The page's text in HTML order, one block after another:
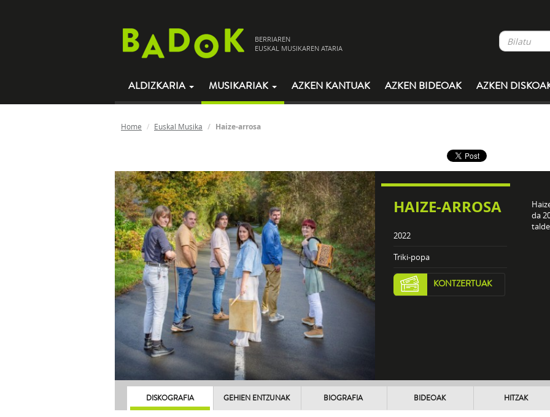
BERRIAREN
EUSKAL MUSIKAREN ATARIA
ALDIZKARIA MUSIKARIAK AZKEN KANTUAK AZKEN BIDEOAK AZKEN
Home Euskal Musika Haize-arrosa
HAIZE-ARROSA
2022
Triki-popa
KONTZERTUAK
da
DISKOGRAFIA GEHIEN ENTZUNAK BIOGRAFIA BIDEOAK HITZAK